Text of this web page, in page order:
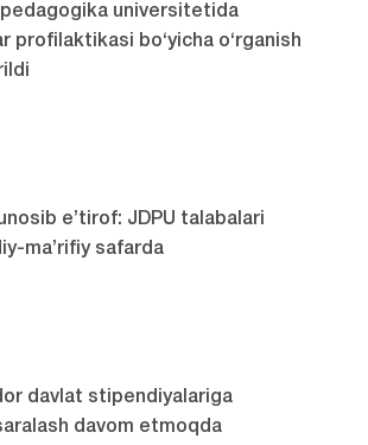
universitetida
profilaktikasi bo‘yicha o‘rganish
e’tirof: JDPU talabalari
ma’rifiy safarda
davlat stipendiyalariga
davom etmoqda